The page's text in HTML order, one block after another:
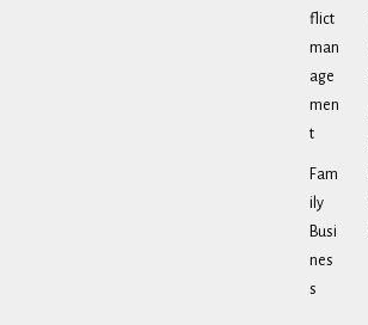
flict
man
age
men
t
Fam
ily
Busi
nes
s